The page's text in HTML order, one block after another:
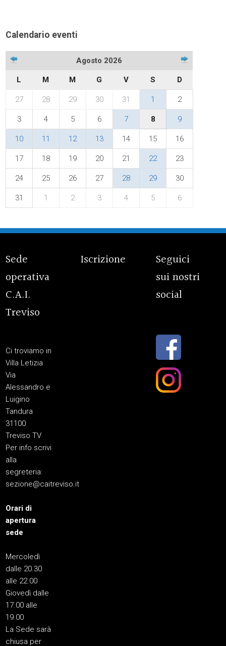
Calendario eventi
Agosto 2026
L M M G V S D
27 28 29 30 31 1 2
3 4 5 6 7 8 9
10 11 12 13 14 15 16
17 18 19 20 21 22 23
24 25 26 27 28 29 30
31 1 2 3 4 5 6
Sede
operativa
C.A.I.
Treviso
Ci troviamo in
Villa Letizia
Via
Alessandro e
Luigino
Tandura
31100
Treviso TV
Per info scrivi
alla
segreteria:
sezione@caitreviso.it
Orari di
apertura
sede
Mercoledì
dalle 20.30
alle 22.00
Giovedì dalle
17.00 alle
19.00
La Sede sarà
chiusa per
Iscrizione
Seguici
sui nostri
social